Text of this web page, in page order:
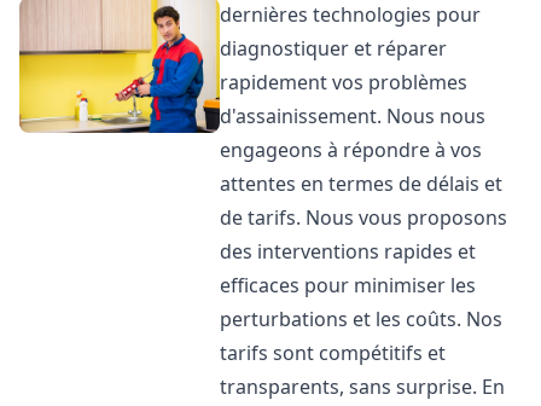
dernières technologies pour
diagnostiquer et réparer
rapidement vos problèmes
d'assainissement. Nous nous
engageons à répondre à vos
attentes en termes de délais et
de tarifs. Nous vous proposons
des interventions rapides et
efficaces pour minimiser les
perturbations et les coûts. Nos
tarifs sont compétitifs et
transparents, sans surprise. En